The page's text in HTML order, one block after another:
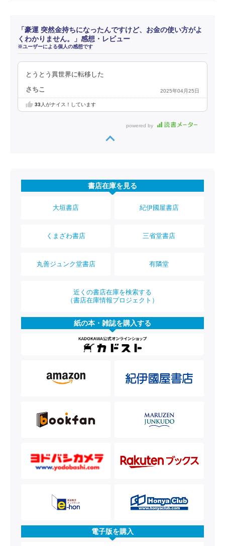
「豪運 突然金持ちになったんですけど、お金の使い方がよ
くわかりません。」感想・レビュー
※ユーザーによる個人の感想です
とうとう異世界に転移した
さちこ 2025年04月25日
33人がナイス！しています
powered by
書店在庫を見る
大垣書店 紀伊國屋書店
くまざわ書店 三省堂書店
丸善ジュンク堂書店 有隣堂
近くの書店在庫を検索する
（書店在庫情報プロジェクト）
紙の本・雑誌を購入する
電子版を購入